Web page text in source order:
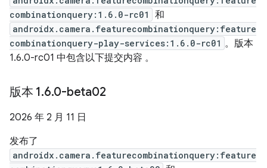
combinationquery:1.6.0-rc01
和
androidx.camera.featurecombinationquery:feature
combinationquery-play-services:1.6.0-rc01 。版本
1.6.0-rc01 中包含以下提交内容 。
版本 1.6.0-beta02
2026 年 2 月 11 日
发布了
androidx.camera.featurecombinationquery:feature